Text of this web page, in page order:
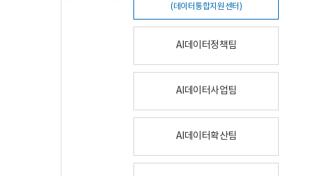
(데이터통합지원센터)
AI데이터정책팀
AI데이터사업팀
AI데이터확산팀